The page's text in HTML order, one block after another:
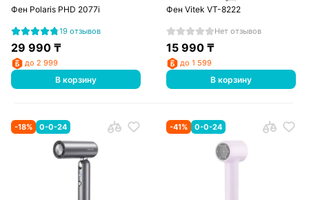
Фен Polaris PHD 2077i
19 отзывов
29 990₸
до 2 999
В корзину
Фен Vitek VT-8222
Нет отзывов
15 990 ₸
до 1 599
В корзину
-18% 0-0-24 -41% 0-0-24